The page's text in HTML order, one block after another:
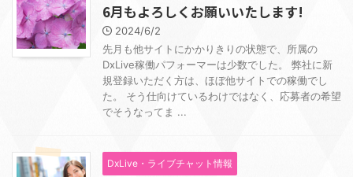
6月もよろしくお願いいたします!
2024/6/2
先月も他サイトにかかりきりの状態で、所属の
DxLive稼働パフォーマーは少数でした。 弊社に新
規登録いただく方は、ほぼ他サイトでの稼働でし
た。 そう仕向けているわけではなく、応募者の希望
でそうなってま ...
DxLive・ライブチャット情報